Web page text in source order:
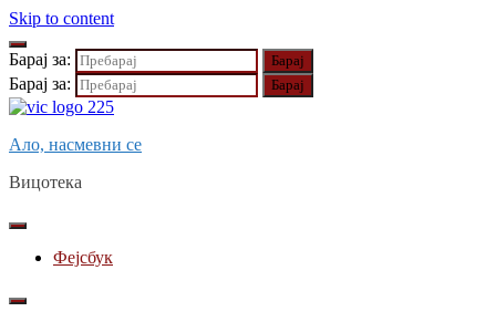
Skip to content
Барај за:
Барај за:
Ало, насмевни се
Вицотека
Фејсбук